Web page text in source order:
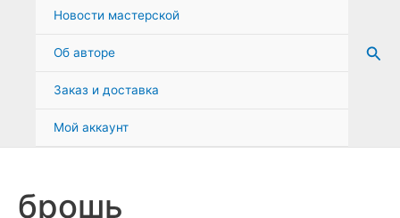
Новости мастерской
Об авторе
Заказ и доставка
Мой аккаунт
брошь